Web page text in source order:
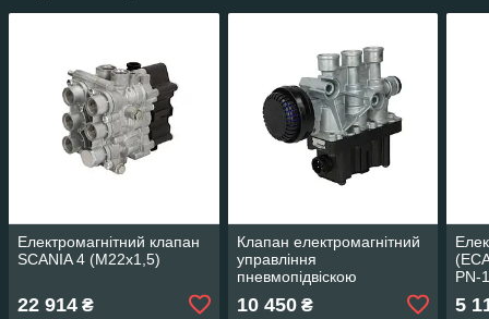
Електромагнітний клапан
SCANIA 4 (M22x1,5)
22 914 ₴
Клапан електромагнітний
управління
пневмопідвіскою
10 450₴
PN-
5